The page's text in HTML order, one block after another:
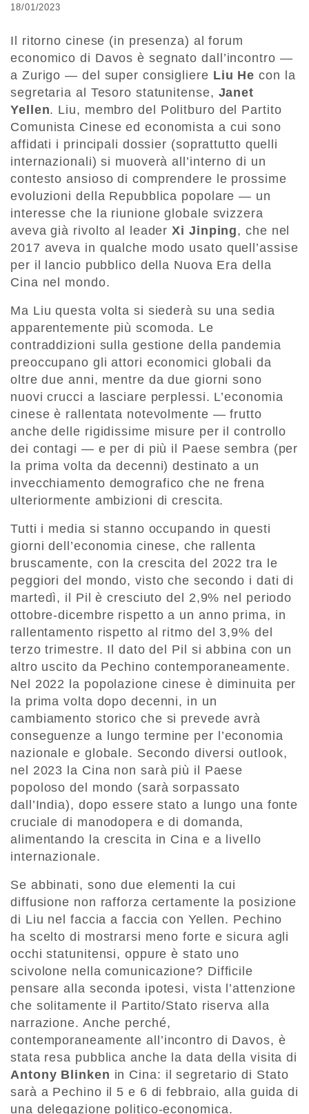
18/01/2023
Il ritorno cinese (in presenza) al forum
economico di Davos è segnato dall’incontro —
a Zurigo — del super consigliere Liu He con la
segretaria al Tesoro statunitense, Janet
Yellen. Liu, membro del Politburo del Partito
Comunista Cinese ed economista a cui sono
affidati i principali dossier (soprattutto quelli
internazionali) si muoverà all’interno di un
contesto ansioso di comprendere le prossime
evoluzioni della Repubblica popolare — un
interesse che la riunione globale svizzera
aveva già rivolto al leaderXi Jinping, che nel
2017 aveva in qualche modo usato quell’assise
per il lancio pubblico della Nuova Era della
Cina nel mondo.
Ma Liu questa volta si siederà su una sedia
apparentemente più scomoda. Le
contraddizioni sulla gestione della pandemia
preoccupano gli attori economici globali da
oltre due anni, mentre da due giorni sono
nuovi crucci a lasciare perplessi. L’economia
cinese è rallentata notevolmente — frutto
anche delle rigidissime misure per il controllo
dei contagi — e per di più il Paese sembra (per
la prima volta da decenni) destinato a un
invecchiamento demografico che ne frena
ulteriormente ambizioni di crescita.
Tutti i media si stanno occupando in questi
giorni dell’economia cinese, che rallenta
bruscamente, con la crescita del 2022 tra le
peggiori del mondo, visto che secondo i dati di
martedì, il Pil è cresciuto del 2,9% nel periodo
ottobre-dicembre rispetto a un anno prima, in
rallentamento rispetto al ritmo del 3,9% del
terzo trimestre. Il dato del Pil si abbina con un
altro uscito da Pechino contemporaneamente.
Nel 2022 la popolazione cinese è diminuita per
la prima volta dopo decenni, in un
cambiamento storico che si prevede avrà
conseguenze a lungo termine per l’economia
nazionale e globale. Secondo diversi outlook,
nel 2023 la Cina non sarà più il Paese
popoloso del mondo (sarà sorpassato
dall’India), dopo essere stato a lungo una fonte
cruciale di manodopera e di domanda,
alimentando la crescita in Cina e a livello
internazionale.
Se abbinati, sono due elementi la cui
diffusione non rafforza certamente la posizione
di Liu nel faccia a faccia con Yellen. Pechino
ha scelto di mostrarsi meno forte e sicura agli
occhi statunitensi, oppure è stato uno
scivolone nella comunicazione? Difficile
pensare alla seconda ipotesi, vista l’attenzione
che solitamente il Partito/Stato riserva alla
narrazione. Anche perché,
contemporaneamente all’incontro di Davos, è
stata resa pubblica anche la data della visita di
Antony Blinken in Cina: il segretario di Stato
sarà a Pechino il 5 e 6 di febbraio, alla guida di
una delegazione politico-economica.